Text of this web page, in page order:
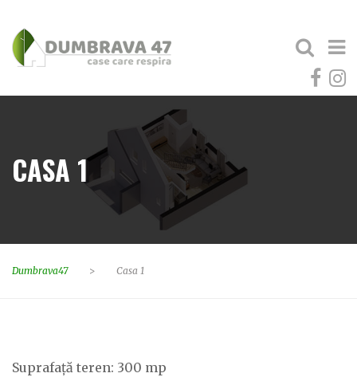
CASA 1
Dumbrava47 > Casa 1
Suprafață teren: 300 mp